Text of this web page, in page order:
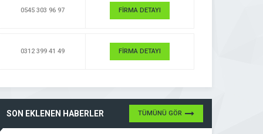
0545 303 96 97 FİRMA DETAYI
0312 399 41 49 FİRMA DETAYI
SON EKLENEN HABERLER TÜMÜNÜ GÖR